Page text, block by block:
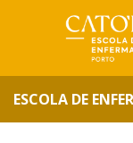
ESCOLA DE